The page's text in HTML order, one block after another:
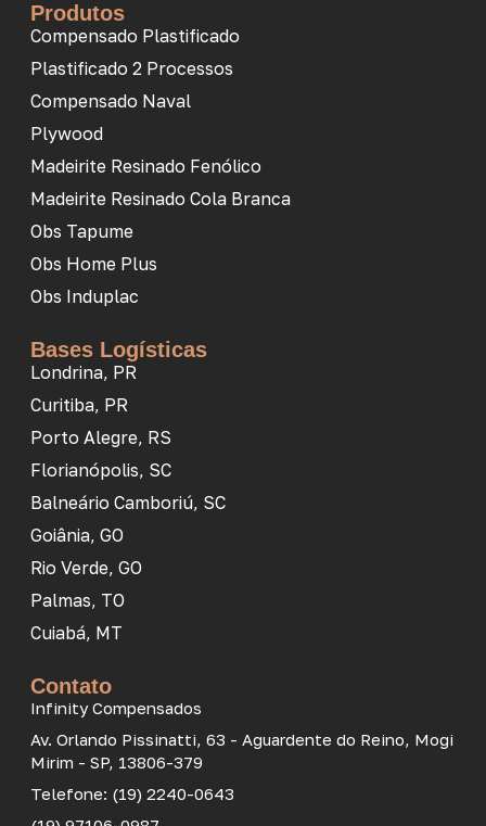
Produtos
Compensado Plastificado
Plastificado 2 Processos
Compensado Naval
Plywood
Madeirite Resinado Fenólico
Madeirite Resinado Cola Branca
Obs Tapume
Obs Home Plus
Obs Induplac
Bases Logísticas
Londrina, PR
Curitiba, PR
Porto Alegre, RS
Florianópolis, SC
Balneário Camboriú, SC
Goiânia, GO
Rio Verde, GO
Palmas, TO
Cuiabá, MT
Contato
Infinity Compensados
Av. Orlando Pissinatti, 63 - Aguardente do Reino, Mogi
Mirim - SP, 13806-379
Telefone: (19) 2240-0643